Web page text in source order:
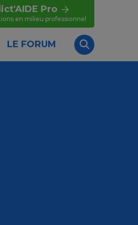
Pro
en milieu professionnel
LE FORUM
Recherche